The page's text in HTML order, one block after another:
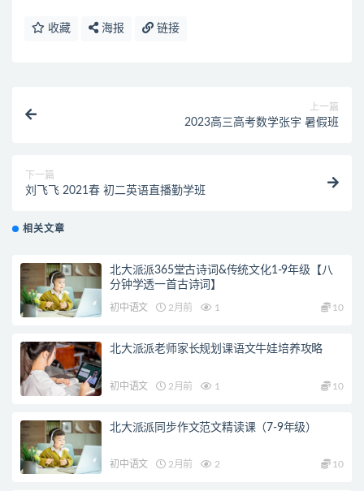
收藏 海报 链接
上一篇
2023高三高考数学张宇 暑假班
下一篇
刘飞飞 2021春 初二英语直播勤学班
相关文章
北大派派365堂古诗词&传统文化1-9年级【八
分钟学透一首古诗词】
初中语文 2月前 1 10
北大派派老师家长规划课语文牛娃培养攻略
初中语文 2月前 1 10
北大派派同步作文范文精读课（7-9年级）
初中语文 2月前 2 10